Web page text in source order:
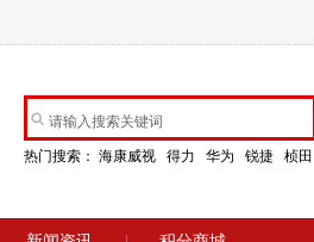
热门搜索： 海康威视 得力 华为 锐捷 桢田